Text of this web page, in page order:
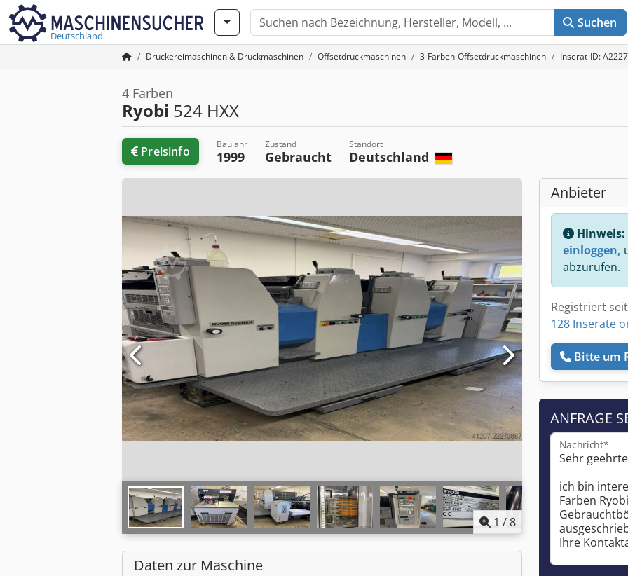
Deutschland
Suchen
Druckereimaschinen & Druckmaschinen Offsetdruckmaschinen 3-Farben-Offsetdruckmaschinen Inserat-ID:
4 Farben
Ryobi 524 HXX
Preisinfo Baujahr
1999
Zustand
Gebraucht
Standort
Deutschland
1 /8
Daten zur Maschine
Anbieter
Hinweis:
einloggen,
abzurufen.
Registriert
128 Inserate
Bitte um
ANFRAGE
Nachricht*